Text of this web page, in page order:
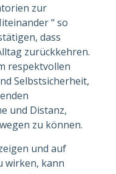
zur
“ so
dass
zurückkehren.
respektvollen
Selbstsicherheit,
und Distanz,
zu können.
und auf
wirken, kann